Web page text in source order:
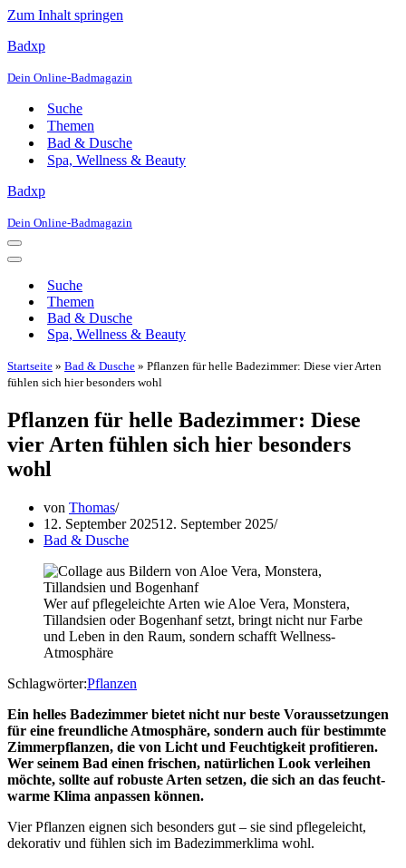
Zum Inhalt springen
Badxp
Dein Online-Badmagazin
Suche
Themen
Bad & Dusche
Spa, Wellness & Beauty
Badxp
Dein Online-Badmagazin
Navigationsmenü
Navigationsmenü
Suche
Themen
Bad & Dusche
Spa, Wellness & Beauty
Startseite » Bad & Dusche » Pflanzen für helle Badezimmer: Diese vier Arten
fühlen sich hier besonders wohl
Pflanzen für helle Badezimmer: Diese
vier Arten fühlen sich hier besonders
wohl
von Thomas
12. September 202512. September 2025
Bad & Dusche
Wer auf pflegeleichte Arten wie Aloe Vera, Monstera,
Tillandsien oder Bogenhanf setzt, bringt nicht nur Farbe
und Leben in den Raum, sondern schafft Wellness-
Atmosphäre
Schlagwörter:Pflanzen
Ein helles Badezimmer bietet nicht nur beste Voraussetzungen
für eine freundliche Atmosphäre, sondern auch für bestimmte
Zimmerpflanzen, die von Licht und Feuchtigkeit profitieren.
Wer seinem Bad einen frischen, natürlichen Look verleihen
möchte, sollte auf robuste Arten setzen, die sich an das feucht-
warme Klima anpassen können.
Vier Pflanzen eignen sich besonders gut – sie sind pflegeleicht,
dekorativ und fühlen sich im Badezimmerklima wohl.